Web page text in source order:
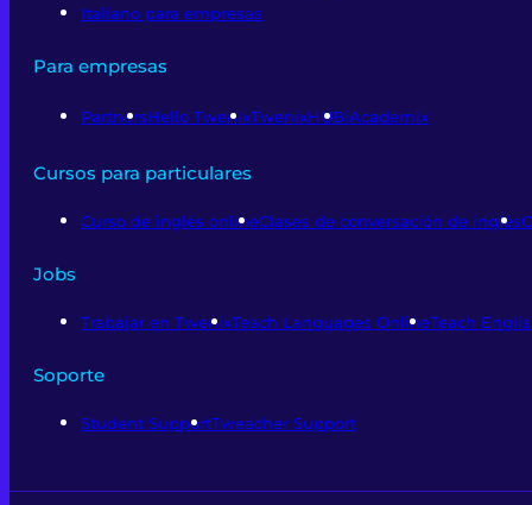
Italiano para empresas
Para empresas
PartnersHello TwenixTwenixHUBiAcademix
Cursos para particulares
Curso de inglés onlineClases de conversación de inglés
Jobs
Trabajar en TwenixTeach Languages OnlineTeach
Soporte
Student SupportTweacher Support